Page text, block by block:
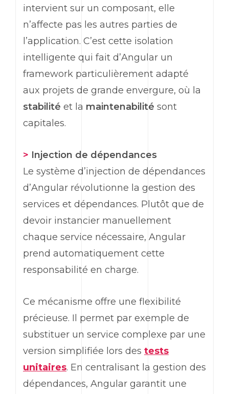
intervient sur un composant, elle
n’affecte pas les autres parties de
l’application. C’est cette isolation
intelligente qui fait d’Angular un
framework particulièrement adapté
aux projets de grande envergure, où la
stabilité et la maintenabilité sont
capitales.
> Injection de dépendances
Le système d’injection de dépendances
d’Angular révolutionne la gestion des
services et dépendances. Plutôt que de
devoir instancier manuellement
chaque service nécessaire, Angular
prend automatiquement cette
responsabilité en charge.
Ce mécanisme offre une flexibilité
précieuse. Il permet par exemple de
substituer un service complexe par une
version simplifiée lors des tests
unitaires. En centralisant la gestion des
dépendances, Angular garantit une